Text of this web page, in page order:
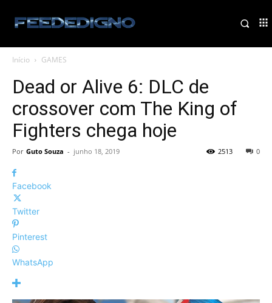
Início GAMES
Dead or Alive 6: DLC de
crossover com The King of
Fighters chega hoje
Por Guto Souza - junho 18, 2019 0
2513
Facebook
Twitter
Pinterest
WhatsApp